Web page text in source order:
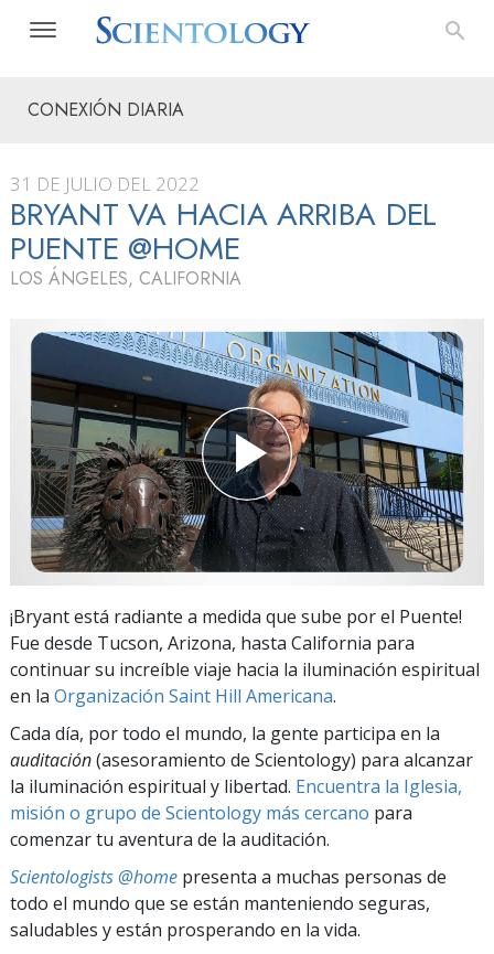
CONEXIÓN DIARIA
31 DE JULIO DEL 2022
BRYANT VA HACIA ARRIBA DEL
PUENTE @HOME
LOS ÁNGELES, CALIFORNIA
¡Bryant está radiante a medida que sube por el Puente!
Fue desde Tucson, Arizona, hasta California para
continuar su increíble viaje hacia la iluminación espiritual
en la Organización Saint Hill Americana.
Cada día, por todo el mundo, la gente participa en la
auditación(asesoramiento de Scientology) para alcanzar
la iluminación espiritual y libertad. Encuentra la Iglesia,
misión o grupo de Scientology más cercano para
comenzar tu aventura de la auditación.
Scientologists @home presenta a muchas personas de
todo el mundo que se están manteniendo seguras,
saludables y están prosperando en la vida.